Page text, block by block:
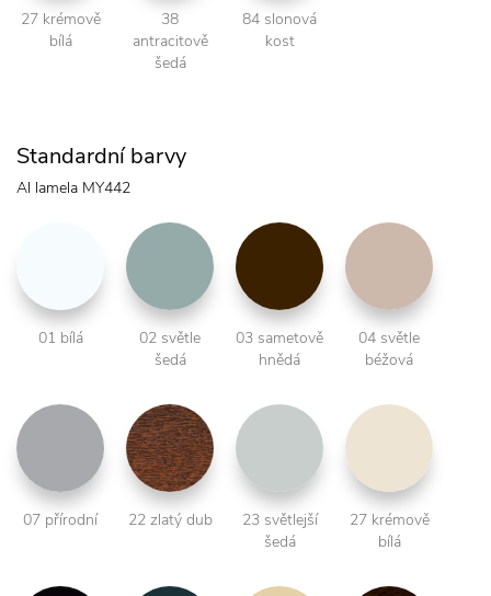
27 krémově
bílá
38
antracitově
šedá
84 slonová
kost
Standardní barvy
Al lamela MY442
01 bílá
02 světle
šedá
03 sametově
hnědá
04 světle
béžová
07 přírodní 22 zlatý dub
23 světlejší
šedá
27 krémově
bílá